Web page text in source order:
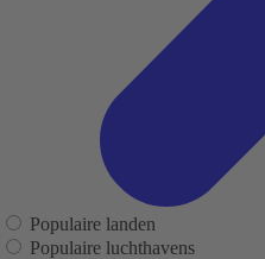
Populaire landen
Populaire luchthavens